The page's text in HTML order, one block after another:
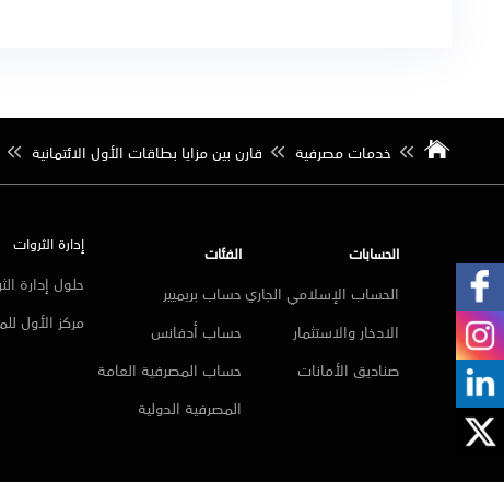
خدمات مصرفية قارن بين مزايا بطاقات الأول الائتمانية
الحسابات
الحساب الإسلامي الجاري
الادخار والاستثمار
صناديق الأمانات
الفئات
حساب بريميير
حساب أدفانس
حساب المصرفية العامة
المصرفية الدولية
إدارة الثروات
حلول إدارة
مركز الأول